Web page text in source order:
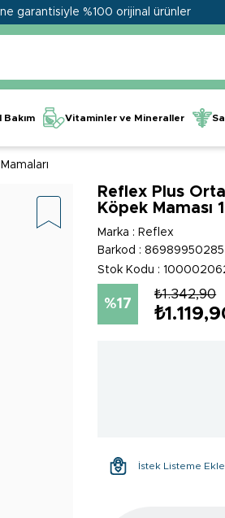
garantisiyle %100 orijinal ürünler
Bakım Vitaminler ve Mineraller
Reflex Plus
Köpek Maması
Marka : Reflex
Barkod :
Stok Kodu
17
₺1.342,90
İstek Listeme Ekle